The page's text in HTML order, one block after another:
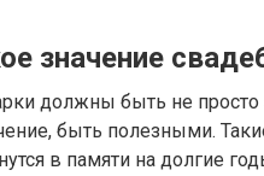
значение
должны быть не
быть полезными.
в памяти на долгие